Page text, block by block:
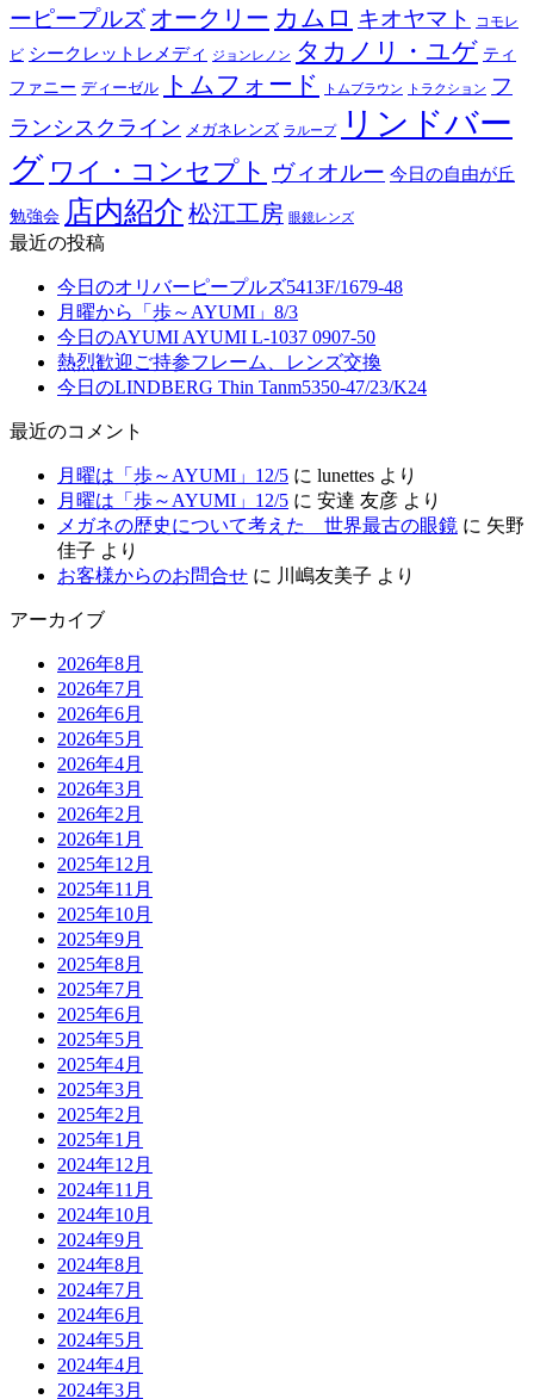
ーピープルズ オークリー カムロ キオヤマト
コモレ
ビ シークレットレメディ ジョンレノン タカノリ・ユゲ ティ
ファニー ディーゼル トムフォード トムブラウン トラクション フ
ランシスクライン メガネレンズ ラループ
リンドバー
グ ワイ・コンセプト ヴィオルー 今日の自由が丘
勉強会 店内紹介 松江工房 眼鏡レンズ
最近の投稿
今日のオリバーピープルズ5413F/1679-48
月曜から「歩～AYUMI」8/3
今日のAYUMI AYUMI L-1037 0907-50
熱烈歓迎ご持参フレーム、レンズ交換
今日のLINDBERG Thin Tanm5350-47/23/K24
最近のコメント
月曜は「歩～AYUMI」12/5 に lunettes より
月曜は「歩～AYUMI」12/5 に 安達 友彦 より
メガネの歴史について考えた 世界最古の眼鏡 に 矢野
佳子 より
お客様からのお問合せ に 川嶋友美子 より
アーカイブ
2026年8月
2026年7月
2026年6月
2026年5月
2026年4月
2026年3月
2026年2月
2026年1月
2025年12月
2025年11月
2025年10月
2025年9月
2025年8月
2025年7月
2025年6月
2025年5月
2025年4月
2025年3月
2025年2月
2025年1月
2024年12月
2024年11月
2024年10月
2024年9月
2024年8月
2024年7月
2024年6月
2024年5月
2024年4月
2024年3月